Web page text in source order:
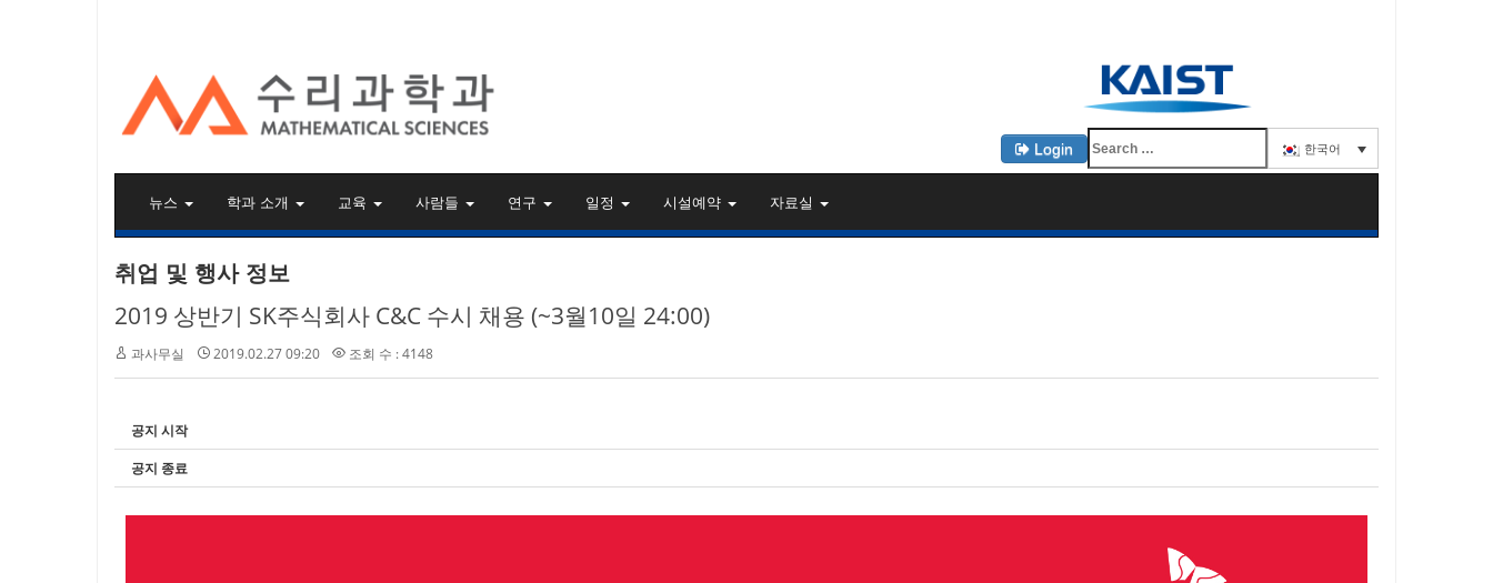
KAIST 수리과학과
Login 한국어
뉴스 학과 소개 교육 사람들 연구 일정 시설예약 자료실
취업 및 행사 정보
2019 상반기 SK주식회사 C&C 수시 채용 (~3월10일 24:00)
과사무실 2019.02.27 09:20 조회 수 : 4148
공지 시작
공지 종료